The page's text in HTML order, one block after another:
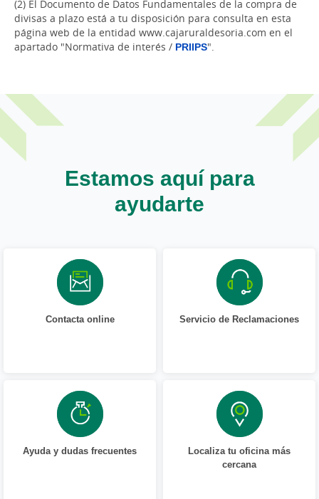
(2) El Documento de Datos Fundamentales de la compra de
divisas a plazo está a tu disposición para consulta en esta
página web de la entidad www.cajaruraldesoria.com en el
apartado "Normativa de interés / PRIIPS".
Estamos aquí para
ayudarte
Contacta online Servicio de Reclamaciones
Ayuda y dudas frecuentes
Localiza tu oficina más
cercana